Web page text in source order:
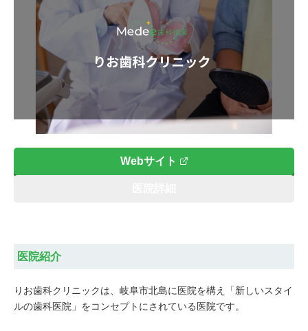
Webサイト
医院紹介
りお歯科クリニックは、岐阜市北島に医院を構え「新しいスタイ
ルの歯科医院」をコンセプトにされている医院です。